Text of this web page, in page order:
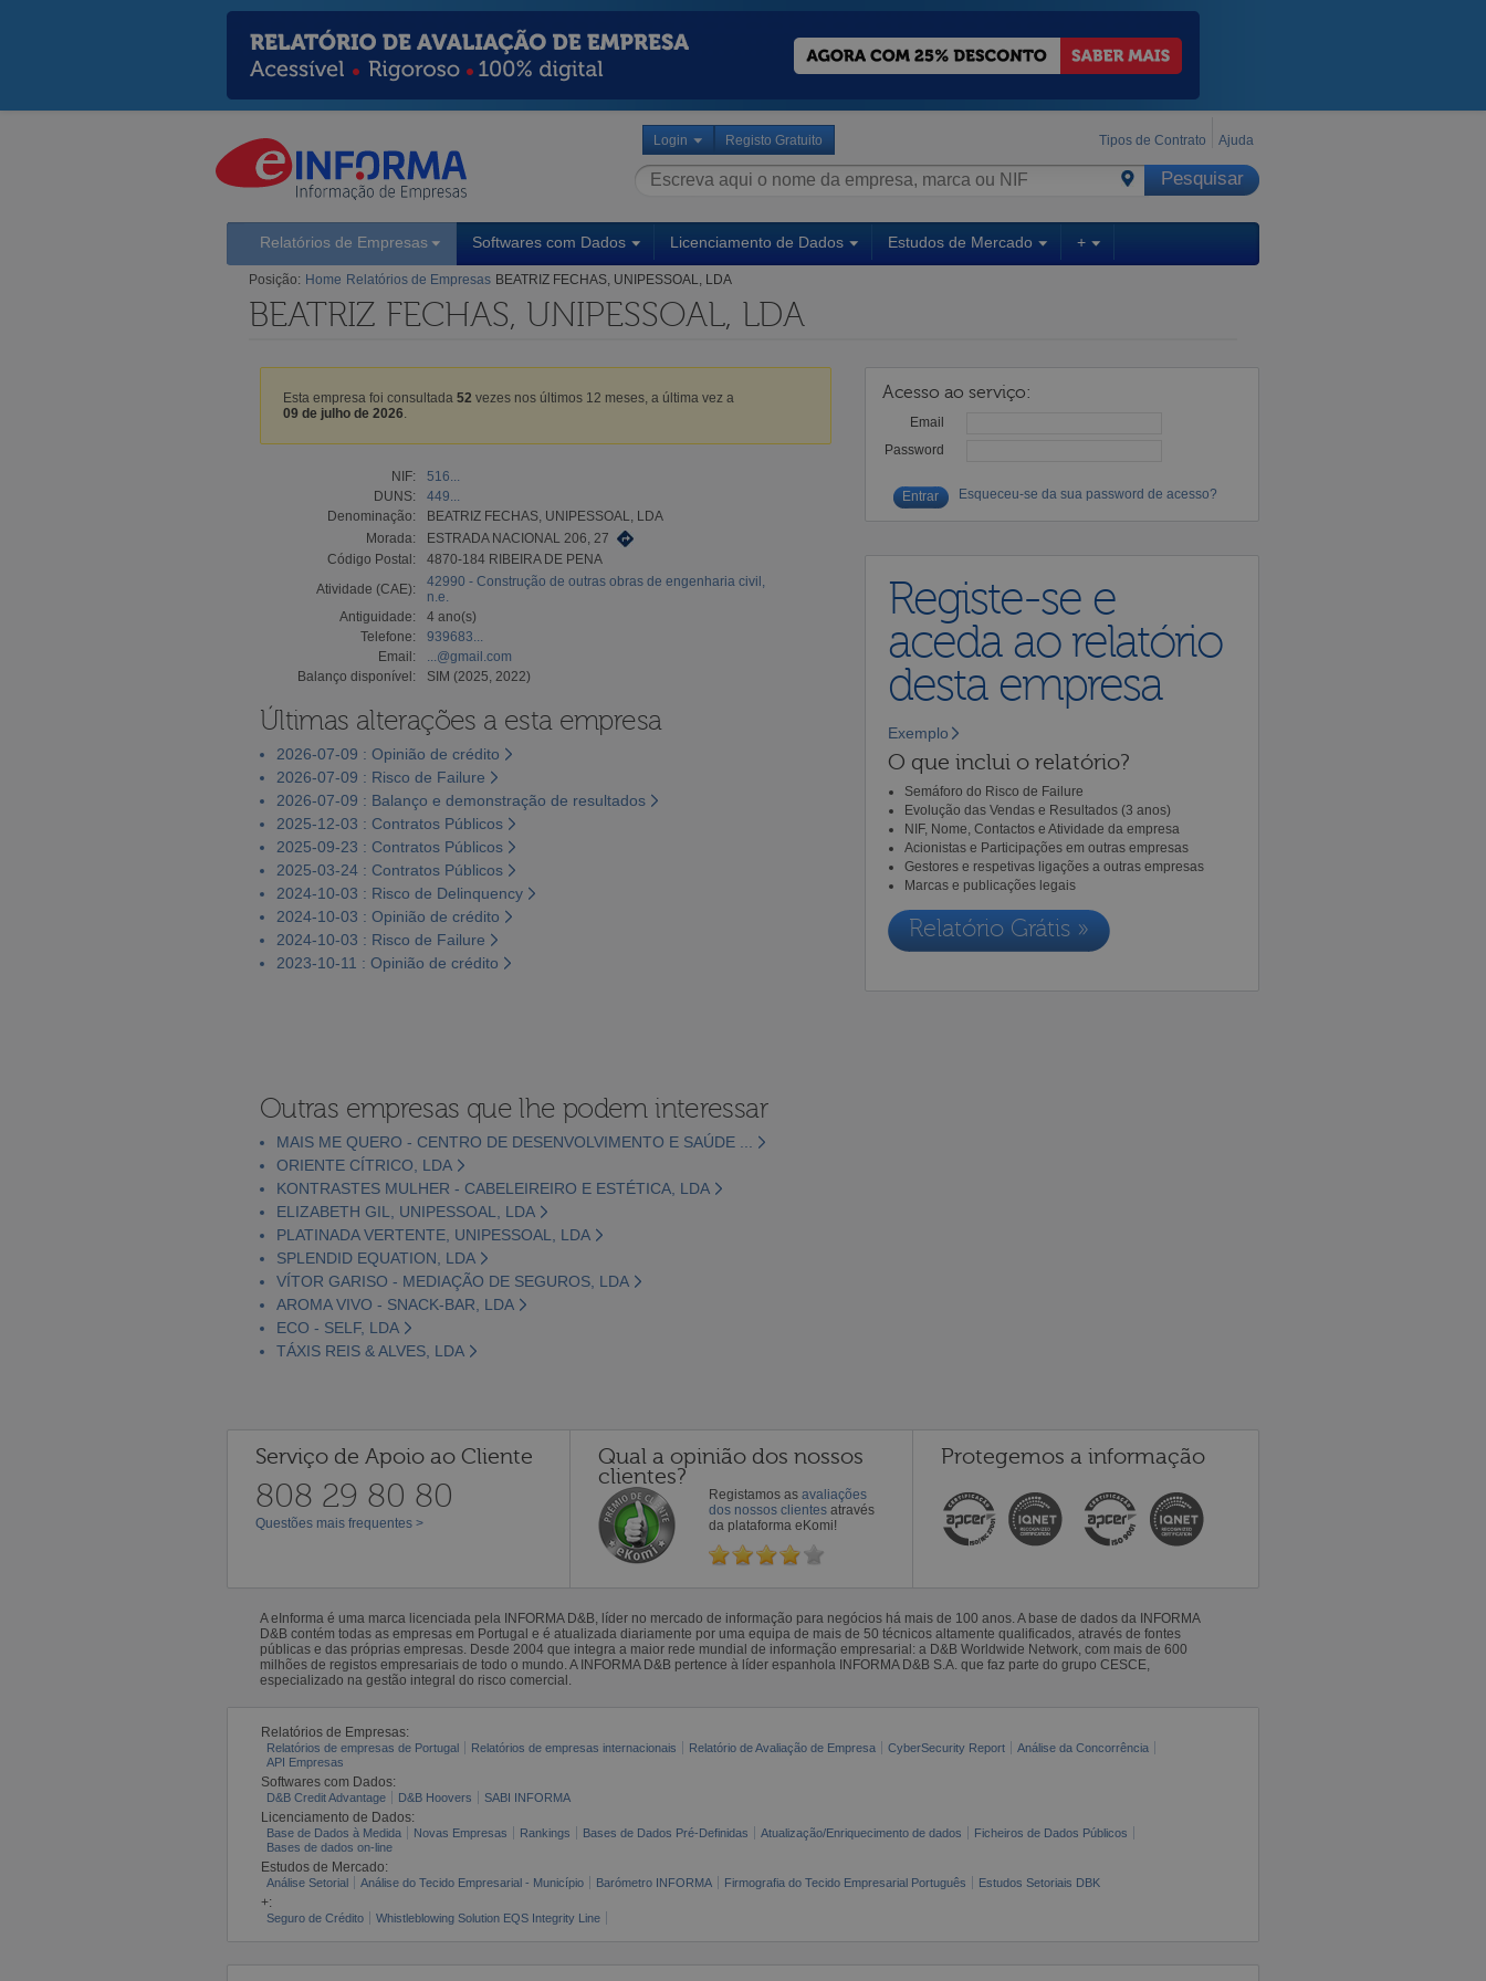
Login Registo Gratuito Tipos de Contrato Ajuda
Relatórios de Empresas Softwares com Dados Licenciamento de Dados Estudos de Mercado +
Posição: Home Relatórios de Empresas BEATRIZ FECHAS, UNIPESSOAL, LDA
BEATRIZ FECHAS, UNIPESSOAL, LDA
Esta empresa foi consultada 52 vezes nos últimos 12 meses, a última vez a
09 de julho de 2026
NIF:
516...
DUNS:
449...
Denominação:
BEATRIZ FECHAS, UNIPESSOAL, LDA
Morada:
ESTRADA NACIONAL 206, 27
Código Postal:
4870-184 RIBEIRA DE PENA
Atividade (CAE):
42990 - Construção de outras obras de engenharia civil,
n.e.
Antiguidade:
4 ano(s)
Telefone:
939683...
Email:
...@gmail.com
Balanço disponível:
SIM (2025, 2022)
Últimas alterações a esta empresa
2026-07-09 : Opinião de crédito
2026-07-09 : Risco de Failure
2026-07-09 : Balanço e demonstração de resultados
2025-12-03 : Contratos Públicos
2025-09-23 : Contratos Públicos
2025-03-24 : Contratos Públicos
2024-10-03 : Risco de Delinquency
2024-10-03 : Opinião de crédito
2024-10-03 : Risco de Failure
2023-10-11 : Opinião de crédito
Acesso ao serviço:
Email
Password
Esqueceu-se da sua password de acesso?
Registe-se e
aceda ao relatório
desta empresa
Exemplo
O que inclui o relatório?
Semáforo do Risco de Failure
Evolução das Vendas e Resultados (3 anos)
NIF, Nome, Contactos e Atividade da empresa
Acionistas e Participações em outras empresas
Gestores e respetivas ligações a outras empresas
Marcas e publicações legais
Relatório Grátis »
Outras empresas que lhe podem interessar
MAIS ME QUERO - CENTRO DE DESENVOLVIMENTO E SAÚDE ...
ORIENTE CÍTRICO, LDA
KONTRASTES MULHER - CABELEIREIRO E ESTÉTICA, LDA
ELIZABETH GIL, UNIPESSOAL, LDA
PLATINADA VERTENTE, UNIPESSOAL, LDA
SPLENDID EQUATION, LDA
VÍTOR GARISO - MEDIAÇÃO DE SEGUROS, LDA
AROMA VIVO - SNACK-BAR, LDA
ECO - SELF, LDA
TÁXIS REIS & ALVES, LDA
Serviço de Apoio ao Cliente
808 29 80 80
Questões mais frequentes >
Qual a opinião dos nossos
clientes?
Registamos as avaliações
dos nossos clientes através
da plataforma eKomi!
Protegemos a informação
A eInforma é uma marca licenciada pela INFORMA D&B, líder no mercado de informação para negócios há mais de 100 anos. A base de dados da INFORMA
D&B contém todas as empresas em Portugal e é atualizada diariamente por uma equipa de mais de 50 técnicos altamente qualificados, através de fontes
públicas e das próprias empresas. Desde 2004 que integra a maior rede mundial de informação empresarial: a D&B Worldwide Network, com mais de 600
milhões de registos empresariais de todo o mundo. A INFORMA D&B pertence à líder espanhola INFORMA D&B S.A. que faz parte do grupo CESCE,
especializado na gestão integral do risco comercial.
Relatórios de Empresas:
Relatórios de empresas de Portugal Relatórios de empresas internacionais Relatório de Avaliação de Empresa CyberSecurity Report
Análise da Concorrência
API Empresas
Softwares com Dados:
D&B Credit Advantage D&B Hoovers SABI INFORMA
Licenciamento de Dados:
Base de Dados à Medida Novas Empresas Rankings Bases de Dados Pré-Definidas Atualização/Enriquecimento de dados
Ficheiros de Dados Públicos
Bases de dados on-line
Estudos de Mercado:
Análise Setorial Análise do Tecido Empresarial - Município Barómetro INFORMA Firmografia do Tecido Empresarial Português Estudos Setoriais DBK
+:
Seguro de Crédito Whistleblowing Solution EQS Integrity Line